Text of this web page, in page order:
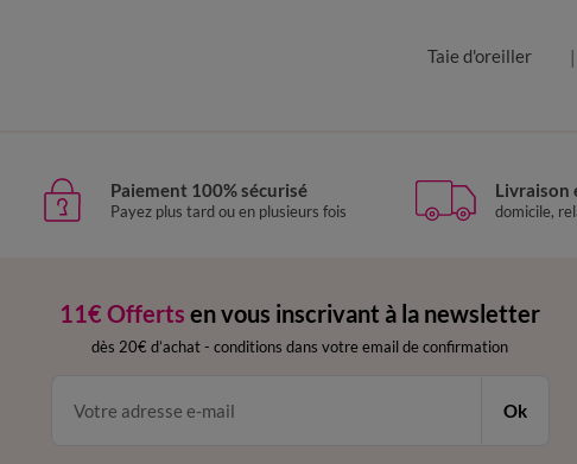
Taie d'oreiller
Paiement 100% sécurisé
Payez plus tard ou en plusieurs fois
Livraison
domicile,
11€ Offerts en vous inscrivant à la newsletter
dès 20€ d’achat - conditions dans votre email de confirmation
Ok